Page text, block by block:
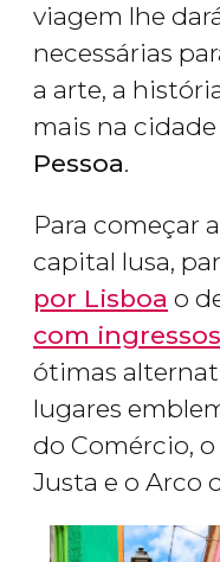
viagem lhe
necessárias
a arte, a
mais na
Pessoa.
Para começar
capital lusa,
por Lisboa o
com
ótimas
lugares
do Comércio,
Justa e o Arco